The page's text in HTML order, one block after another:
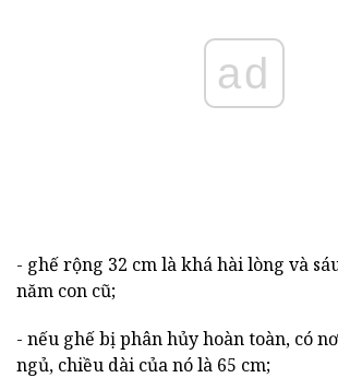
ad
- ghế rộng 32 cm là khá hài lòng và
năm con cũ;
- nếu ghế bị phân hủy hoàn toàn, có
ngủ, chiều dài của nó là 65 cm;